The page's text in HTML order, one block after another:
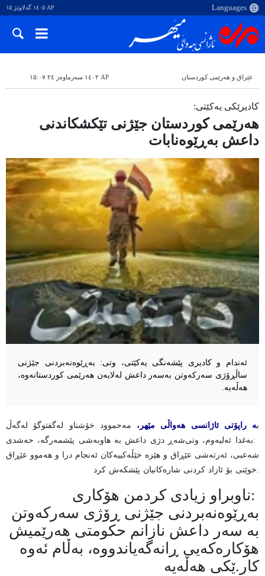
AP ١٤٠٥ گەلاوێژ ١٥
عێراق و هەرێمی کوردستان AP ١٤٠٢ سەرماوەز ٢٤ ١٥:٠٧
کادیرێکی یەکێتی:
هەرێمی کوردستان جێژنی تێکشکاندنی
داعش بەڕێوەنابات
ئەندام و کادیری پێشەنگی یەکێتی، وتی: بەڕێوەنەبردنی جێژنی
ساڵڕۆژی سەرکەوتن بەسەر داعش لەلایەن هەرێمی کوردستانەوە،
هەڵەیە.
بە راپۆتی ئاژانسی هەواڵی مێهر، مەحموود خۆشناو لەگفتوگۆ لەگەڵ
بەغدا ئەلیەوم، وتی:
شەڕ دژی داعش بە هاوبەشی پێشمەرگە، حەشدی
شەعبی، ئەرتەشی عێڕاق و هێزە خێڵەکییەکان ئەنجام درا و هەموو عێڕاق
خوێنی بۆ ئازاد کردنی شارەکانیان پێشکەش کرد.
ناوبراو زیادی کرد:
من هۆکاری
بەڕێوەنەبردنی جێژنی ڕۆژی سەرکەوتن
بە سەر داعش نازانم حکومتی هەرێمیش
هۆکارەکەیی ڕانەگەیاندووە، بەڵام ئەوە
کار ێکی هەڵەیە.